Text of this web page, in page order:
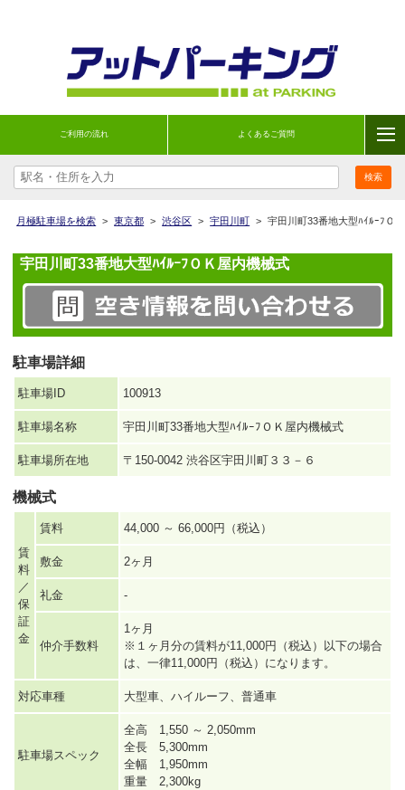
ご利用の流れ よくあるご質問
月極駐車場を検索 > 東京都 > 渋谷区 > 宇田川町 > 宇田川町33番地大型ﾊｲﾙｰﾌＯ
宇田川町33番地大型ﾊｲﾙｰﾌＯＫ屋内機械式
駐車場詳細
駐車場ID 100913
駐車場名称 宇田川町33番地大型ﾊｲﾙｰﾌＯＫ屋内機械式
駐車場所在地 〒150-0042 渋谷区宇田川町３３－６
機械式
賃
料
／
保
証
金
賃料 44,000 ～ 66,000円（税込）
敷金 2ヶ月
礼金 -
仲介手数料
1ヶ月
※１ヶ月分の賃料が11,000円（税込）以下の場合
は、一律11,000円（税込）になります。
対応車種 大型車、ハイルーフ、普通車
駐車場スペック
全高 1,550 ～ 2,050mm
全長 5,300mm
全幅 1,950mm
重量 2,300kg